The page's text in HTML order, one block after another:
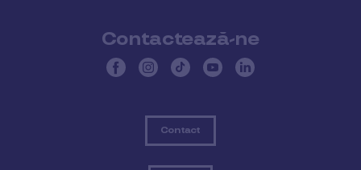
Contactează-ne
Contact